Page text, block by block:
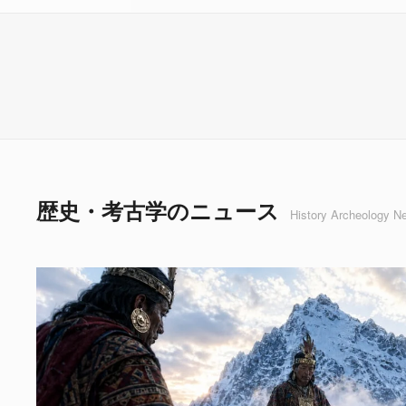
歴史・考古学のニュース History Archeology